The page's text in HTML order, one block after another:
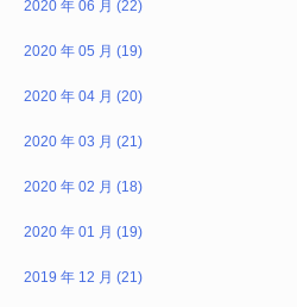
2020 年 06 月 (22)
2020 年 05 月 (19)
2020 年 04 月 (20)
2020 年 03 月 (21)
2020 年 02 月 (18)
2020 年 01 月 (19)
2019 年 12 月 (21)